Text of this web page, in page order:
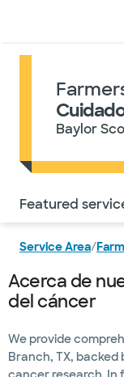
Baylor
Utilice esta
Featured
Service Area/
Acerca de
del cáncer
We provide
Branch, TX,